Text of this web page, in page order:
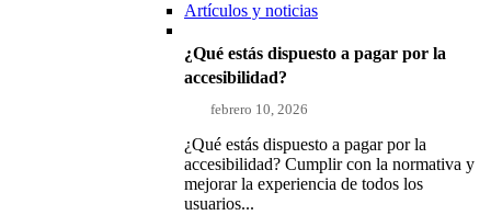
Artículos y noticias
¿Qué estás dispuesto a pagar por la
accesibilidad?
febrero 10, 2026
¿Qué estás dispuesto a pagar por la
accesibilidad? Cumplir con la normativa y
mejorar la experiencia de todos los
usuarios...